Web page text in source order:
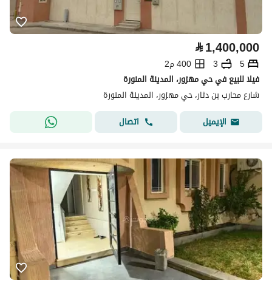
⃁1,400,000
5
3
400 م2
فيلا للبيع في حي مهزور، المدينة المنورة
شارع محارب بن دثار، حي مهزور، المدينة المنورة
الإيميل
اتصال